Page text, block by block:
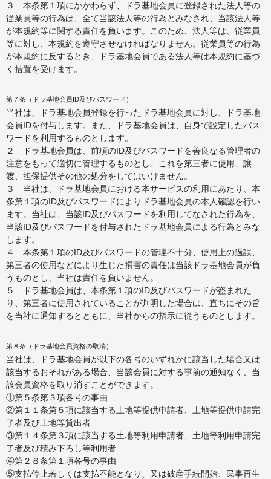
３ 本条第１項にかかわらず、ドラ基地会員に登録された法人等の
従業員等の行為は、全て当該法人等の行為とみなされ、当該法人等
が本規約等に関する責任を負います。このため、法人等は、従業員
等に対し、本規約を遵守させなければなりません。従業員等の行為
が本規約に反するとき、ドラ基地会員である法人等は本規約に基づ
く措置を受けます。
第７条（ドラ基地会員ID及びパスワード）
当社は、ドラ基地会員登録を行ったドラ基地会員に対し、ドラ基地
会員IDを付与します。また、ドラ基地会員は、自身で設定したパス
ワードを利用するものとします。
２ ドラ基地会員は、前項のID及びパスワードを善良なる管理者の
注意をもって適切に管理するものとし、これを第三者に使用、譲
渡、担保提供その他の処分をしてはいけません。
３ 当社は、ドラ基地会員における本サービスの利用にあたり、本
条第１項のID及びパスワードによりドラ基地会員の本人確認を行い
ます。当社は、当該ID及びパスワードを利用してなされた行為を、
当該ID及びパスワードを付与されたドラ基地会員による行為とみな
します。
４ 本条第１項のID及びパスワードの管理不十分、使用上の過誤、
第三者の使用などにより生じた損害の責任は当該ドラ基地会員が負
うものとし、当社は責任を負いません。
５ ドラ基地会員は、本条第１項のID及びパスワードが盗まれた
り、第三者に使用されていることが判明した場合は、直ちにその旨
を当社に通知するとともに、当社からの指示に従うものとします。
第８条（ドラ基地会員資格の取消）
当社は、ドラ基地会員が以下の各号のいずれかに該当した場合又は
該当するおそれがある場合、当該会員に対する事前の通知なく、当
該会員資格を取り消すことができます。
①第５条第３項各号の事由
②第１１条第５項に該当する土地等提供申請者、土地等提供申請完
了者及び土地等貸出者
③第１４条第３項に該当する土地等利用申請者、土地等利用申請完
了者及び積み下ろし等利用者
④第２８条第１項各号の事由
⑤支払停止若しくは支払不能となり、又は破産手続開始、民事再生